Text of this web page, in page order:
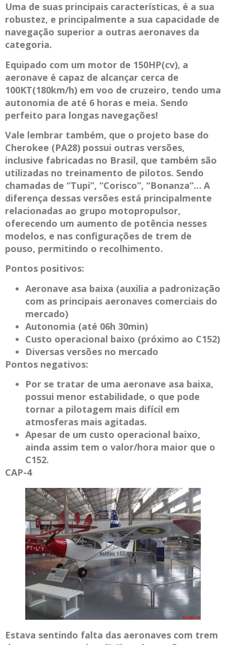
Uma de suas principais características, é a sua
robustez, e principalmente a sua capacidade de
navegação superior a outras aeronaves da
categoria.
Equipado com um motor de 150HP(cv), a
aeronave é capaz de alcançar cerca de
100KT(180km/h) em voo de cruzeiro, tendo uma
autonomia de até 6 horas e meia. Sendo
perfeito para longas navegações!
Vale lembrar também, que o projeto base do
Cherokee (PA28) possui outras versões,
inclusive fabricadas no Brasil, que também são
utilizadas no treinamento de pilotos. Sendo
chamadas de “Tupi”, “Corisco”, “Bonanza”… A
diferença dessas versões está principalmente
relacionadas ao grupo motopropulsor,
oferecendo um aumento de potência nesses
modelos, e nas configurações de trem de
pouso, permitindo o recolhimento.
Pontos positivos:
Aeronave asa baixa (auxilia a padronização
com as principais aeronaves comerciais do
mercado)
Autonomia (até 06h 30min)
Custo operacional baixo (próximo ao C152)
Diversas versões no mercado
Pontos negativos:
Por se tratar de uma aeronave asa baixa,
possui menor estabilidade, o que pode
tornar a pilotagem mais difícil em
atmosferas mais agitadas.
Apesar de um custo operacional baixo,
ainda assim tem o valor/hora maior que o
C152.
CAP-4
Estava sentindo falta das aeronaves com trem